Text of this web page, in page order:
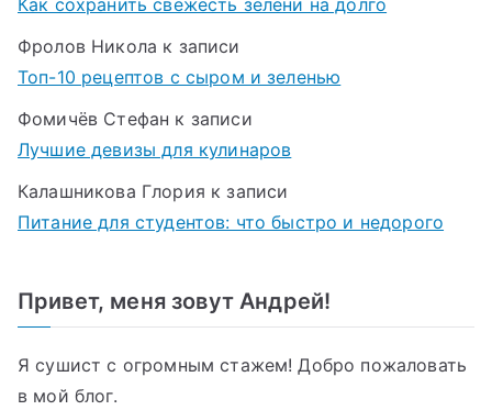
Фролов Никола к записи
Топ-10 рецептов с сыром и зеленью
Фомичёв Стефан к записи
Лучшие девизы для кулинаров
Калашникова Глория к записи
Питание для студентов: что быстро и недорого
Привет, меня зовут Андрей!
Я сушист с огромным стажем! Добро пожаловать
в мой блог.